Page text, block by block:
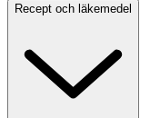
Recept och läkemedel